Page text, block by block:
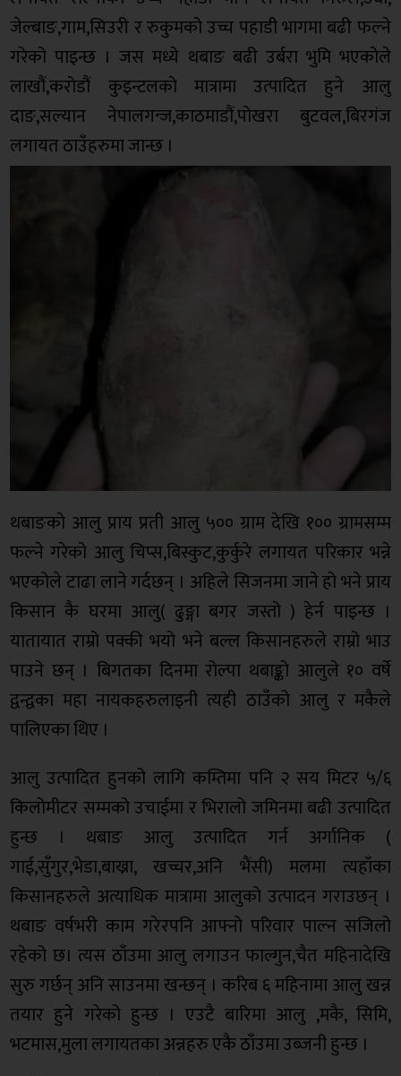
जेल्बाङ,गाम,सिउरी र रुकुमको उच्च पहाडी भागमा बढी फल्ने
गरेको पाइन्छ । जस मध्ये थबाङ बढी उर्बरा भुमि भएकोले
लाखौं,करोडौं कुइन्टलको मात्रामा उत्पादित हुने आलु
दाङ,सल्यान नेपालगन्ज,काठमाडौं,पोखरा बुटवल,बिरगंज
लगायत ठाउँहरुमा जान्छ ।
थबाङको आलु प्राय प्रती आलु ५०० ग्राम देखि १०० ग्रामसम्म
फल्ने गरेको आलु चिप्स,बिस्कुट,कुर्कुरे लगायत परिकार भन्ने
भएकोले टाढा लाने गर्दछन् । अहिले सिजनमा जाने हो भने प्राय
किसान कै घरमा आलु( ढुङ्गा बगर जस्तो ) हेर्न पाइन्छ ।
यातायात राम्रो पक्की भयो भने बल्ल किसानहरुले राम्रो भाउ
पाउने छन् । बिगतका दिनमा रोल्पा थबाङ्को आलुले १० वर्षे
द्वन्द्वका महा नायकहरुलाइनी त्यही ठाउँको आलु र मकैले
पालिएका थिए ।
आलु उत्पादित हुनको लागि कम्तिमा पनि २ सय मिटर ५/६
किलोमीटर सम्मको उचाईमा र भिरालो जमिनमा बढी उत्पादित
हुन्छ । थबाङ आलु उत्पादित गर्न अर्गानिक (
गाई,सुँगुर,भेडा,बाख्रा, खच्चर,अनि भैंसी) मलमा त्यहाँका
किसानहरुले अत्याधिक मात्रामा आलुको उत्पादन गराउछन् ।
थबाङ वर्षभरी काम गरेरपनि आफ्नो परिवार पाल्न सजिलो
रहेको छ। त्यस ठाँउमा आलु लगाउन फाल्गुन,चैत महिनादेखि
सुरु गर्छन् अनि साउनमा खन्छन् । करिब ६ महिनामा आलु खन्न
तयार हुने गरेको हुन्छ । एउटै बारिमा आलु ,मकै, सिमि,
भटमास,मुला लगायतका अन्नहरु एकै ठाँउमा उब्जनी हुन्छ ।